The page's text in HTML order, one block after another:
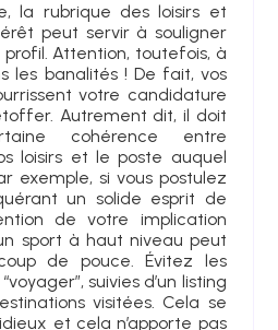
la rubrique des loisirs et
peut servir à souligner
Attention, toutefois, à
les banalités ! De fait, vos
votre candidature
Autrement dit, il doit
cohérence entre
loisirs et le poste auquel
exemple, si vous postulez
un solide esprit de
de votre implication
sport à haut niveau peut
de pouce. Évitez les
suivies d’un listing
visitées. Cela se
et cela n’apporte pas